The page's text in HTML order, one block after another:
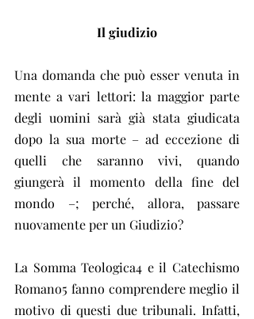
Il giudizio
Una domanda che può esser venuta in
mente a vari lettori: la maggior parte
degli uomini sarà già stata giudicata
dopo la sua morte – ad eccezione di
quelli che saranno vivi, quando
giungerà il momento della fine del
mondo –; perché, allora, passare
nuovamente per un Giudizio?
La Somma Teologica4 e il Catechismo
Romano5 fanno comprendere meglio il
motivo di questi due tribunali. Infatti,